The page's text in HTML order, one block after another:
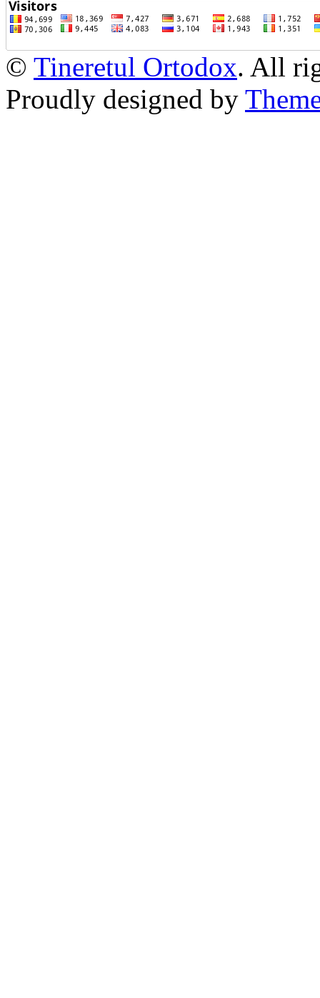
© Tineretul Ortodox. All
Proudly designed by